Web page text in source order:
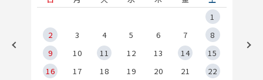
1
2
3 4 5 6 7
8
9
10 11 12 13 14
15
16
17 18 19 20 21
22